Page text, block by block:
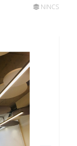
NINCS